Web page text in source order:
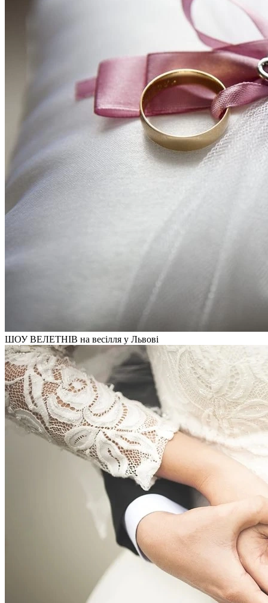
ШОУ ВЕЛЕТНІВ на весілля у Львові